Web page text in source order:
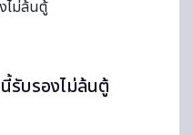
รับรองไม่ล้นตู้